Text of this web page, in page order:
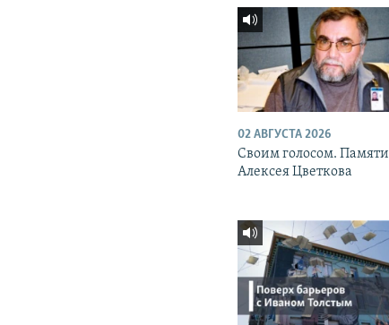
02 АВГУСТА 2026
Своим голосом. Памяти
Алексея Цветкова